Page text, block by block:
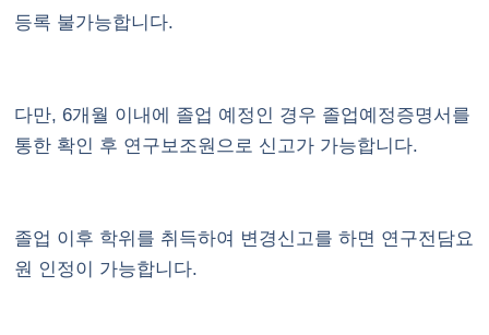
등록 불가능합니다.
다만, 6개월 이내에 졸업 예정인 경우 졸업예정증명서를
통한 확인 후 연구보조원으로 신고가 가능합니다.
졸업 이후 학위를 취득하여 변경신고를 하면 연구전담요
원 인정이 가능합니다.